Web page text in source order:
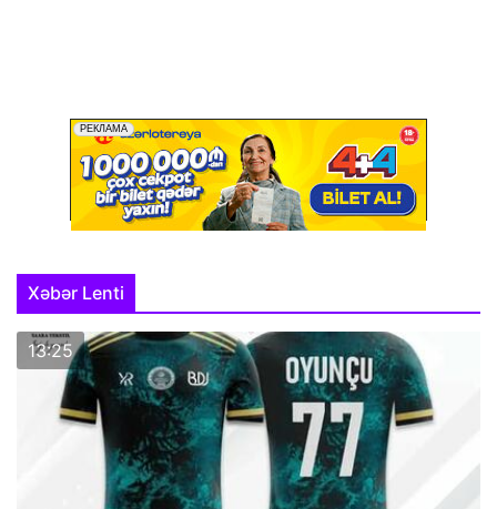
Xəbər Lenti
13:25